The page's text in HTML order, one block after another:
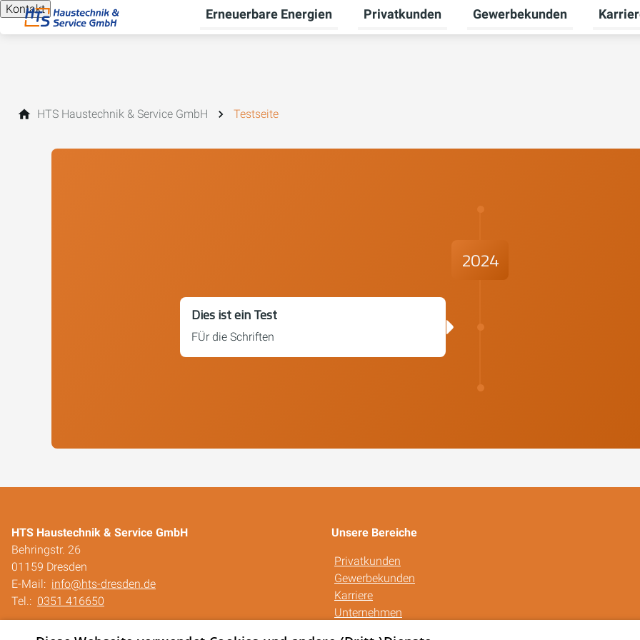
Kontakt Erneuerbare Energien
Untermenü für Erneuerbare Energien umschalten
Privatkunden
Untermenü für Privatkunden
Gewerbekunden
HTS Haustechnik & Service GmbH Testseite
2024
Dies ist ein Test
FÜr die Schriften
HTS Haustechnik & Service GmbH
Behringstr. 26
01159 Dresden
E-Mail: info@hts-dresden.de
Tel.: 0351 416650
Unsere Bereiche
Privatkunden
Gewerbekunden
Karriere
Unternehmen